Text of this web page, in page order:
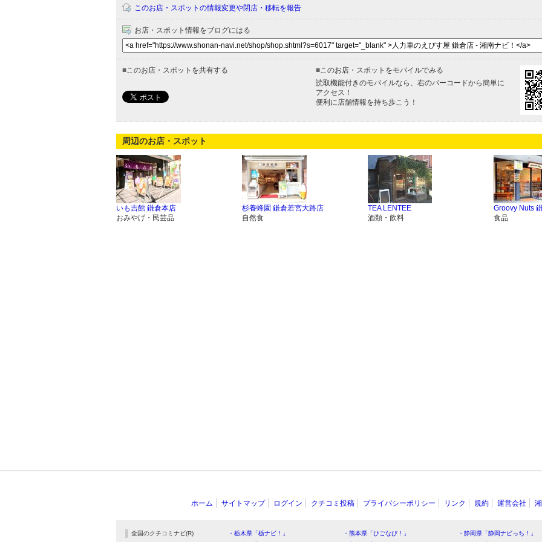
このお店・スポットの情報変更や閉店・移転を報告
お店・スポット情報をブログにはる
■このお店・スポットを共有する ■このお店・スポットをモバイルでみる
読取機能付きのモバイルなら、右のバーコードから簡単に
アクセス！
便利に店舗情報を持ち歩こう！
周辺のお店・スポット
いも吉館 鎌倉本店
おみやげ・民芸品
杉養蜂園 鎌倉若宮大路店
自然食
TEA LENTEE
酒類・飲料
Groovy Nuts
食品
ホーム サイトマップ ログイン クチコミ投稿 プライバシーポリシー リンク 規約 運営会社
全国のクチコミナビ(R) ・栃木県「栃ナビ！」 ・熊本県「ひごなび！」
・静岡県「静岡ナビっち！」